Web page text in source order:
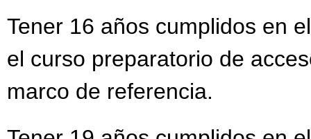
Tener 16 años cumplidos en
el curso preparatorio de
marco de referencia.